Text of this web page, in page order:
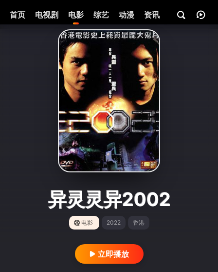
首页 电视剧 电影 综艺 动漫 资讯
异灵灵异2002
电影 2022 香港
立即播放